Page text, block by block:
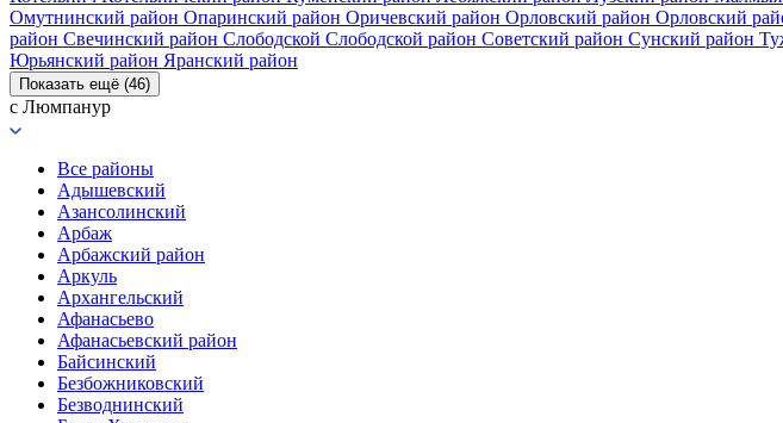
Омутнинский район Опаринский район Оричевский район Орловский район Орловский
район Свечинский район Слободской Слободской район Советский район Сунский район
Юрьянский район Яранский район
Показать ещё (46)
с Люмпанур
Все районы
Адышевский
Азансолинский
Арбаж
Арбажский район
Аркуль
Архангельский
Афанасьево
Афанасьевский район
Байсинский
Безбожниковский
Безводнинский